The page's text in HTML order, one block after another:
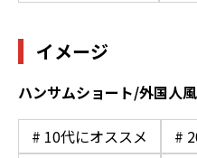
イメージ
ハンサムショート/外国人
# 10代にオススメ
#